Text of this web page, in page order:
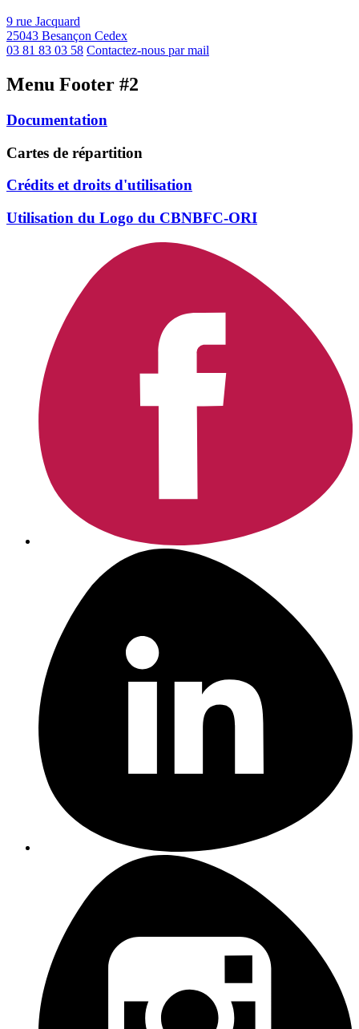
9 rue Jacquard
25043 Besançon Cedex
03 81 83 03 58 Contactez-nous par mail
Menu Footer #2
Documentation
Cartes de répartition
Crédits et droits d'utilisation
Utilisation du Logo du CBNBFC-ORI